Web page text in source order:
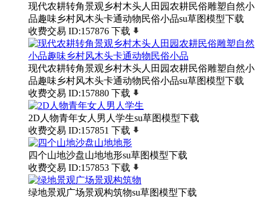
现代农耕转角景观乡村木头人田园农耕民俗雕塑自然小
品趣味乡村风木头卡通动物民俗小品su草图模型下载
收费交易 ID:157876 下载
现代农耕转角景观乡村木头人田园农耕民俗雕塑自然小
品趣味乡村风木头卡通动物民俗小品su草图模型下载
收费交易 ID:157880 下载
2D人物青年女人男人学生su草图模型下载
收费交易 ID:157851 下载
四个山地沙盘山地地形su草图模型下载
收费交易 ID:157853 下载
绿地景观广场景观构筑物su草图模型下载